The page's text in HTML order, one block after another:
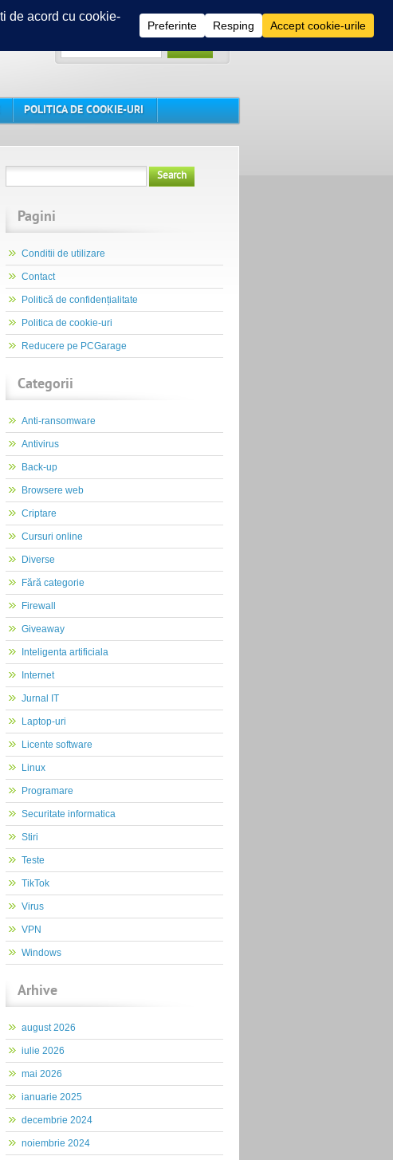
POLITICA DE COOKIE-URI
Search
Pagini
Conditii de utilizare
Contact
Politică de confidențialitate
Politica de cookie-uri
Reducere pe PCGarage
Categorii
Anti-ransomware
Antivirus
Back-up
Browsere web
Criptare
Cursuri online
Diverse
Fără categorie
Firewall
Giveaway
Inteligenta artificiala
Internet
Jurnal IT
Laptop-uri
Licente software
Linux
Programare
Securitate informatica
Stiri
Teste
TikTok
Virus
VPN
Windows
Arhive
august 2026
iulie 2026
mai 2026
ianuarie 2025
decembrie 2024
noiembrie 2024